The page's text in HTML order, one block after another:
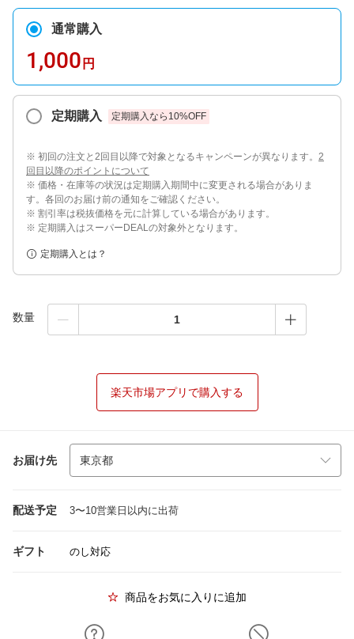
通常購入
1,000 円
定期購入 定期購入なら 10%OFF
※ 初回の注文と2回目以降で対象となるキャンペーンが異なります。 2
回目以降のポイントについて
※ 価格・在庫等の状況は定期購入期間中に変更される場合がありま
す。各回のお届け前の通知をご確認ください。
※ 割引率は税抜価格を元に計算している場合があります。
※ 定期購入はスーパーDEALの対象外となります。
定期購入とは？
数量
楽天市場アプリで購入する
お届け先
配送予定 3〜10営業日以内に出荷
ギフト のし対応
商品をお気に入りに追加